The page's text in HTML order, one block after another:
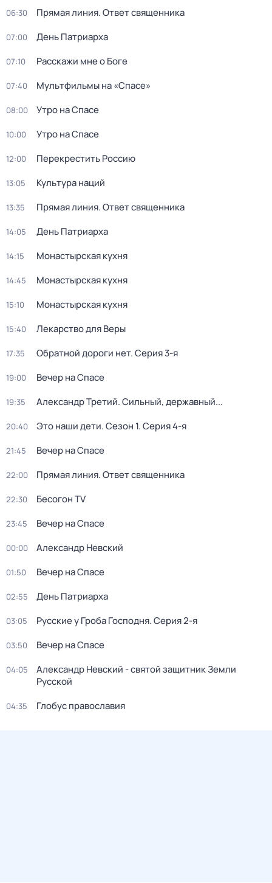
06:30 Прямая линия. Ответ священника
07:00 День Патриарха
07:10 Расскажи мне о Боге
07:40 Мультфильмы на «Спасе»
08:00 Утро на Спасе
10:00 Утро на Спасе
12:00 Перекреcтить Росcию
13:05 Культура наций
13:35 Прямая линия. Ответ священника
14:05 День Патриарха
14:15 Монастырская кухня
14:45 Монастырская кухня
15:10 Монастырская кухня
15:40 Лекарство для Веры
17:35 Обратной дороги нет. Серия 3-я
19:00 Вечер на Спасе
19:35 Александр Третий. Сильный, державный...
20:40 Это наши дети. Сезон 1. Серия 4-я
21:45 Вечер на Спасе
22:00 Прямая линия. Ответ священника
22:30 Бесогон TV
23:45 Вечер на Спасе
00:00 Александр Невский
01:50 Вечер на Спасе
02:55 День Патриарха
03:05 Русcкие у Грoба Господня. Серия 2-я
03:50 Вечер на Спасе
04:05
Александр Невский - святой защитник Земли
Русской
04:35 Глобус православия